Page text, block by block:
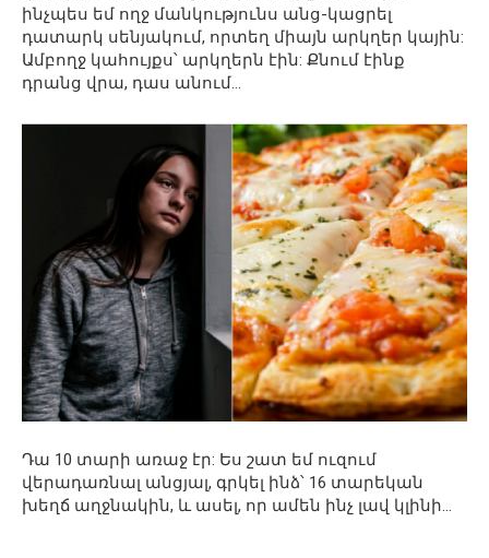
ինչպես եմ ողջ մանկությունս անց-կացրել
դատարկ սենյակում, որտեղ միայն արկղեր կային:
Ամբողջ կահույքս՝ արկղերն էին: Քնում էինք
դրանց վրա, դաս անում…
Դա 10 տարի առաջ էր: Ես շատ եմ ուզում
վերադառնալ անցյալ, գրկել ինձ՝ 16 տարեկան
խեղճ աղջնակին, և ասել, որ ամեն ինչ լավ կլինի…